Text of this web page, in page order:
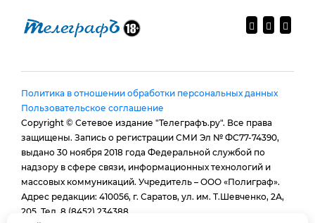
Политика в отношении обработки персональных данных
Пользовательское соглашение
Copyright © Сетевое издание "Телеграфъ.ру". Все права
защищены. Запись о регистрации СМИ Эл № ФС77-74390,
выдано 30 ноября 2018 года Федеральной службой по
надзору в сфере связи, информационных технологий и
массовых коммуникаций. Учредитель – ООО «Полиграф».
Адрес редакции: 410056, г. Саратов, ул. им. Т.Шевченко, 2А,
205. Тел. 8 (8452) 234388.